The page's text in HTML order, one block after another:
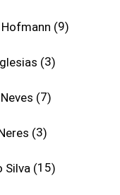
9
3
7
3
Silva 15